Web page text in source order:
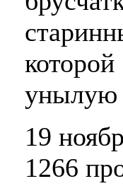
унылую
19
1266